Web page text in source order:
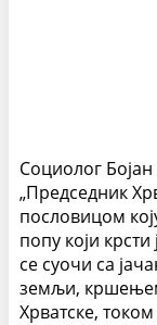
Социолог
„Председник
пословицом
попу који
се суочи са
земљи,
Хрватске,